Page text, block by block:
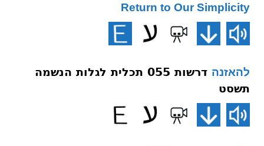
Return to Our Simplicity
להאזנה
דרשות 055 תכלית לגלות הנשמה
תשסט